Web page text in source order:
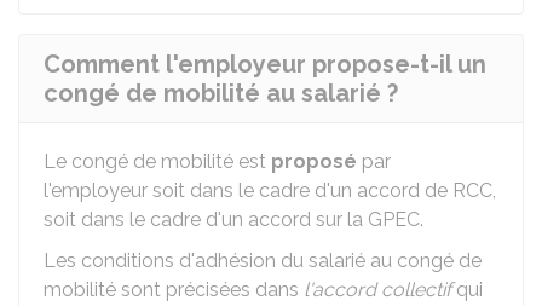
Comment l'employeur propose-t-il un
congé de mobilité au salarié ?
Le congé de mobilité est proposé par
l'employeur soit dans le cadre d'un accord de RCC,
soit dans le cadre d'un accord sur la GPEC.
Les conditions d'adhésion du salarié au congé de
mobilité sont précisées dans l'accord collectifqui